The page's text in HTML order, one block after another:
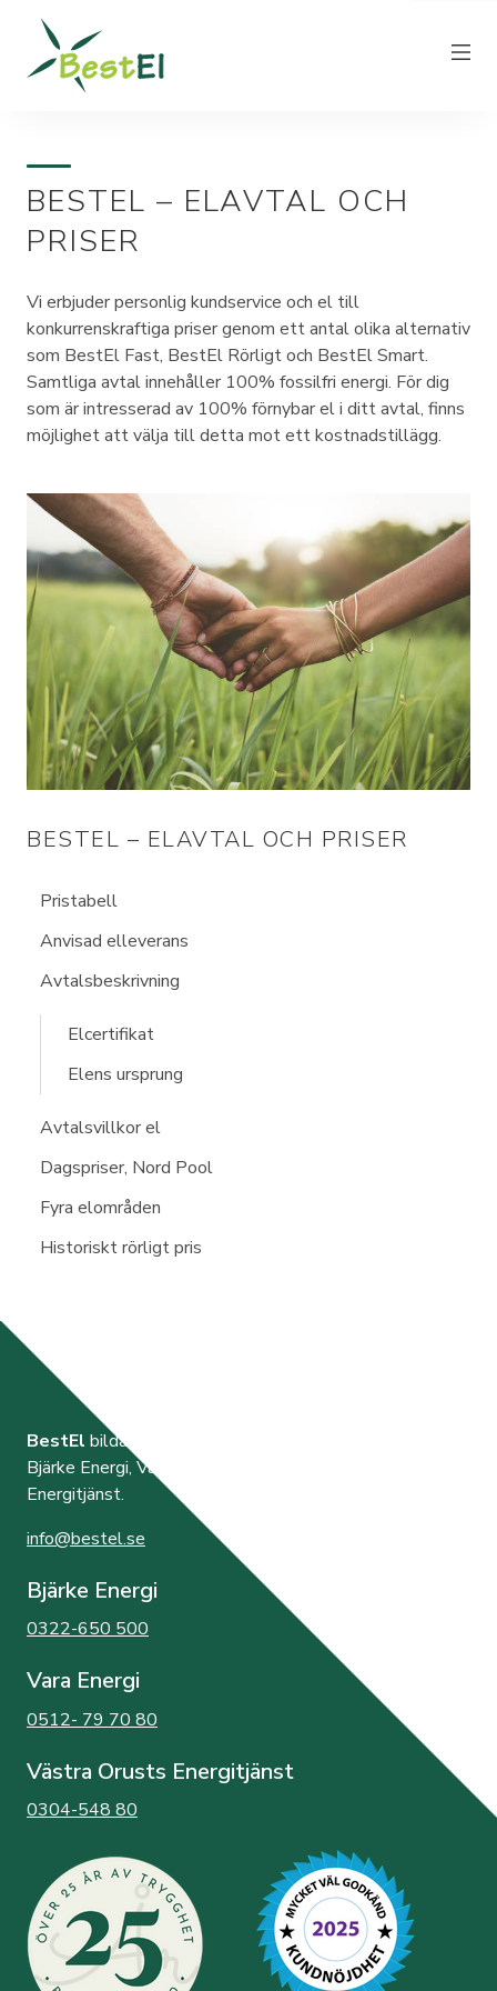
NYHETER
OM OSS
KUNDTJÄNST
PRODUCERA EL
FAKTURAINFORMATION
KONTAKT
BESTEL – ELAVTAL OCH
PRISER
Vi erbjuder personlig kundservice och el till
konkurrenskraftiga priser genom ett antal olika alternativ
som BestEl Fast, BestEl Rörligt och BestEl Smart.
Samtliga avtal innehåller 100% fossilfri energi. För dig
som är intresserad av 100% förnybar el i ditt avtal, finns
möjlighet att välja till detta mot ett kostnadstillägg.
BESTEL – ELAVTAL OCH PRISER
Pristabell
Anvisad elleverans
Avtalsbeskrivning
Elcertifikat
Elens ursprung
Avtalsvillkor el
Dagspriser, Nord Pool
Fyra elområden
Historiskt rörligt pris
BestEl bildades år 2000 av de tre elnätsföretagen
Bjärke Energi, Vara Energi samt Västra Orusts
Energitjänst.
info@bestel.se
Bjärke Energi
0322-650 500
Vara Energi
0512- 79 70 80
Västra Orusts Energitjänst
0304-548 80